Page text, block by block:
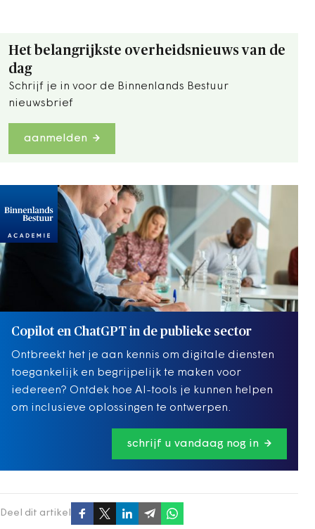
Het belangrijkste overheidsnieuws van de
dag
Schrijf je in voor de Binnenlands Bestuur
nieuwsbrief
aanmelden
Copilot en ChatGPT in de publieke sector
Ontbreekt het je aan kennis om digitale diensten
toegankelijk en begrijpelijk te maken voor
iedereen? Ontdek hoe AI-tools je kunnen helpen
om inclusieve oplossingen te ontwerpen.
schrijf u vandaag nog in
Deel dit artikel